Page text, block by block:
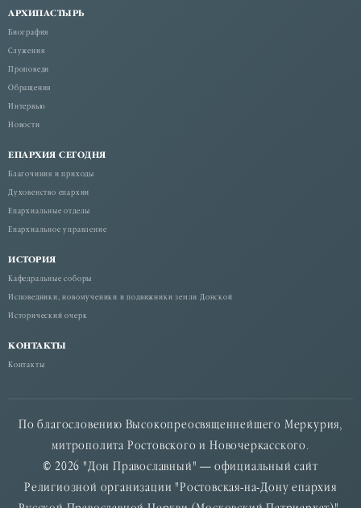
АРХИПАСТЫРЬ
Биография
Служения
Проповеди
Обращения
Интервью
Новости
ЕПАРХИЯ СЕГОДНЯ
Благочиния и приходы
Духовенство епархии
Епархиальные отделы
Епархиальное управление
ИСТОРИЯ
Кафедральные соборы
Исповедники, новомученики и подвижники земли Донской
Исторический очерк
КОНТАКТЫ
Контакты
По благословению Высокопреосвященнейшего Меркурия,
митрополита Ростовского и Новочеркасского.
© 2026 "Дон Православный" — официальный сайт
Религиозной организации "Ростовская-на-Дону епархия